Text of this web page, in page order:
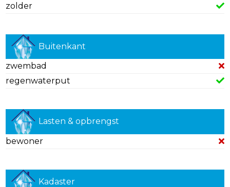
zolder
Buitenkant
zwembad
regenwaterput
Lasten & opbrengst
bewoner
Kadaster